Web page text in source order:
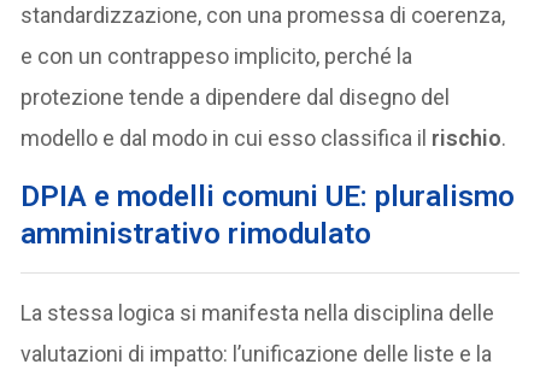
standardizzazione, con una promessa di coerenza,
e con un contrappeso implicito, perché la
protezione tende a dipendere dal disegno del
modello e dal modo in cui esso classifica il rischio.
DPIA e modelli comuni UE: pluralismo
amministrativo rimodulato
La stessa logica si manifesta nella disciplina delle
valutazioni di impatto: l’unificazione delle liste e la